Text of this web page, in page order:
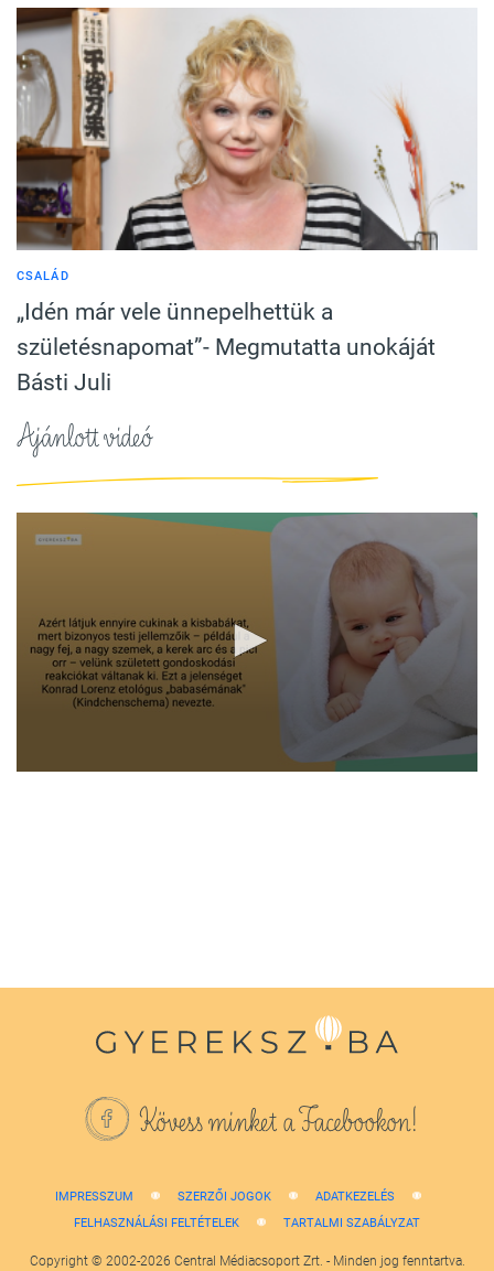
CSALÁD
„Idén már vele ünnepelhettük a
születésnapomat”- Megmutatta unokáját
Básti Juli
Ajánlott videó
Kövess minket a Facebookon!
IMPRESSZUM SZERZŐI JOGOK
ADATKEZELÉS
FELHASZNÁLÁSI FELTÉTELEK
TARTALMI SZABÁLYZAT
Copyright © 2002-2026 Central Médiacsoport Zrt. - Minden jog fenntartva.